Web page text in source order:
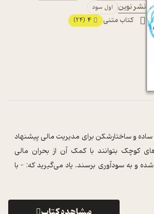
نشر نوین
اول سود
کتاب متنی 4
(24)
و ساختارشکن برای مدیریت مالی پیشنهاد
کوچک بتوانند با کمک آن از بحران مالی
و به سودآوری برسند. یاد می‌گیرید که: – با